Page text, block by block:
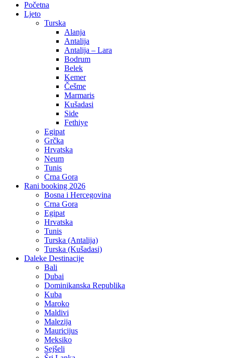
Početna
Ljeto
Turska
Alanja
Antalija
Antalija – Lara
Bodrum
Belek
Kemer
Češme
Marmaris
Kušadasi
Side
Fethiye
Egipat
Grčka
Hrvatska
Neum
Tunis
Crna Gora
Rani booking 2026
Bosna i Hercegovina
Crna Gora
Egipat
Hrvatska
Tunis
Turska (Antalija)
Turska (Kušadasi)
Daleke Destinacije
Bali
Dubai
Dominikanska Republika
Kuba
Maroko
Maldivi
Malezija
Mauricijus
Meksiko
Sejšeli